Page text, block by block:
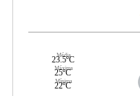
Média
23.5ºC
Máxima
25ºC
Mínima
22ºC